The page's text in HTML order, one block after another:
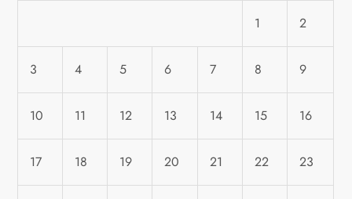
e
r
i
n
1 2
3 4 5 6 7 8 9
10 11 12 13 14 15 16
17 18 19 20 21 22 23